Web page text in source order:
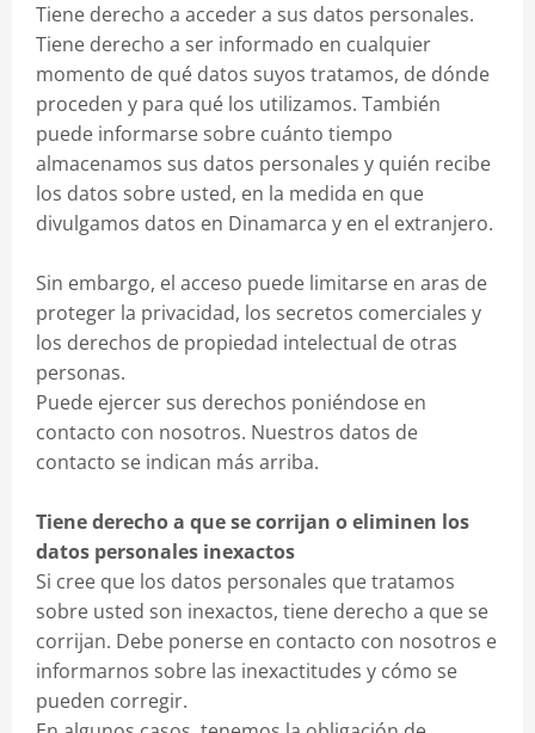
Tiene derecho a acceder a sus datos personales.
Tiene derecho a ser informado en cualquier
momento de qué datos suyos tratamos, de dónde
proceden y para qué los utilizamos. También
puede informarse sobre cuánto tiempo
almacenamos sus datos personales y quién recibe
los datos sobre usted, en la medida en que
divulgamos datos en Dinamarca y en el extranjero.
Sin embargo, el acceso puede limitarse en aras de
proteger la privacidad, los secretos comerciales y
los derechos de propiedad intelectual de otras
personas.
Puede ejercer sus derechos poniéndose en
contacto con nosotros. Nuestros datos de
contacto se indican más arriba.
Tiene derecho a que se corrijan o eliminen los
datos personales inexactos
Si cree que los datos personales que tratamos
sobre usted son inexactos, tiene derecho a que se
corrijan. Debe ponerse en contacto con nosotros e
informarnos sobre las inexactitudes y cómo se
pueden corregir.